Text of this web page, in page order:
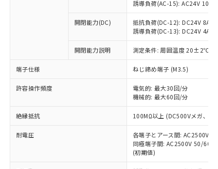
誘導負荷(AC-15): AC24V
開閉能力(DC)
抵抗負荷(DC-12): DC24V 8A/
誘導負荷(DC-13): DC24V 4A/
開閉能力説明 測定条件: 周囲温度 20±2℃、
端子仕様 ねじ締め端子 (M3.5)
許容操作頻度
電気的: 最大30回/分
機械的: 最大60回/分
絶縁抵抗 100MΩ以上 (DC500Vメガ、点
耐電圧
各端子とアース間: AC2500V
同極端子間: AC2500V 50/
(初期値)
本サービスの対象外となる商品もある
在庫状況および標準価格照会結果は、
記載している更新日時点での社内デー
タに基づき作成されるものであり、閲
覧された時点での実際の在庫および標
準価格とは異なる場合があることをご
正式な納期状況および標準価格はお客
様のお取引先、またはお客様担当のオ
ムロン制御機器販売店・当社販売員に
販売ネットワーク
」をご確認
在庫状況および標準価格結果を当社の
いたものが、含有品と判明した場合などや
むを得ず変更することがあります。
鉛(Pb) 1000ppm以下、 水銀(Hg) 1000ppm以下、 カド
類(PBB) 1000ppm以下、ポリ臭化ジフェニルエーテル類
(PBDE) 1000ppm以下、フタル酸ビス(2-エチルヘキシ
ル) (DEHP)(別名：DOP) 1000ppm以下、フタル酸ブチ
ルベンジル（BBP） 1000ppm以下、フタル酸ジブチル
（DBP） 1000ppm以下、フタル酸ジイソブチル
但し、RoHS指令で産業用監視および制御機器に対する
図的な使用がないことを確認しています。
基準値を超えていることを示します。
「－」：未確認です。当社販売部門へお問
*中国RoHS10物質の基準値 (GB/T26572)：
Pb(鉛) :1000ppm、 Hg(水銀) : 1000ppm、 Cd(カドミウ
ム) : 100ppm、
Cr(Ⅵ)(六価クロム) : 1000ppm、 PBBs(ポリ臭化ビフェ
ニル類) : 1000ppm、 PBDEs(ポリ臭化ジフェニルエーテ
ル類) : 1000ppm、
DBP(フタル酸ジブチル) : 1000ppm、 DIBP(フタル酸ジ
イソブチル) : 1000ppm、 BBP(フタル酸ブチルベンジ
DEHP(フタル酸ビス(2-エチルヘキシル)) : 1000ppm
当社は、これら貴社製品のうち、外国
為替および外国貿易法に定める商品
（以下｢規制貨物等」という）を輸出
国政府の輸出許可(または役務取引許
可)を取得するなどの必要な手続きを
当社は規制貨物を破棄する場合は、完
全に破砕するなど、違法に輸出されな
いよう必要な手段を講じます。
当社は貴社製品を、核兵器、ミサイ
ル、化学兵器、生物兵器またはその他
武器並びにこれらの製造装置等に一切
当社は、貴社製品を第三者に販売する
場合は、上記1、2および3の内容を当
説明
一定数以上の在庫あり
一定数には満たないが在庫あり
在庫なし(最新の在庫状況につ
いては、お客様のお取引先、ま
たはお客様担当のオムロン制御
機器販売店・当社販売員にご確